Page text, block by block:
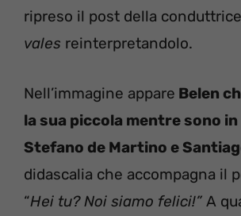
ripreso il post della
vales reinterpretandolo.
Nell’immagine appare Belen
la sua piccola mentre sono
Stefano de Martino e
didascalia che accompagna il
“Hei tu? Noi siamo felici!” A